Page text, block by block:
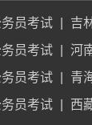
员考试 吉
员考试 河
员考试 青
员考试 西